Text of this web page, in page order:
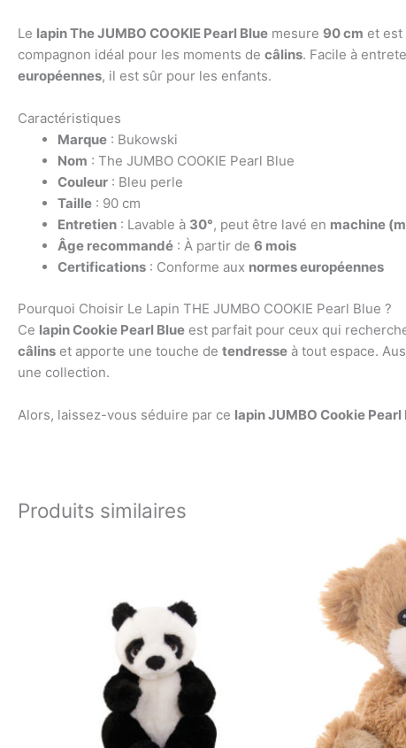
Le lapin The JUMBO COOKIE Pearl Blue mesure 90 cm et est
compagnon idéal pour les moments de câlins. Facile à
européennes, il est sûr pour les enfants.
Caractéristiques
Marque : Bukowski
Nom : The JUMBO COOKIE Pearl Blue
Couleur : Bleu perle
Taille : 90 cm
Entretien : Lavable à 30°, peut être lavé en machine
Âge recommandé : À partir de 6 mois
Certifications : Conforme aux normes européennes
Pourquoi Choisir Le Lapin THE JUMBO COOKIE Pearl Blue ?
Ce lapin Cookie Pearl Blue est parfait pour ceux qui
câlins et apporte une touche de tendresse à tout espace.
une collection.
Alors, laissez-vous séduire par ce lapin JUMBO Cookie Pearl
Produits similaires